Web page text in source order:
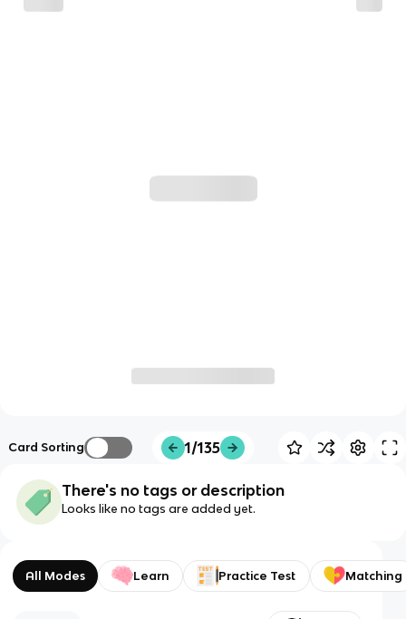
Card Sorting 1/135
There's no tags or description
Looks like no tags are added yet.
All Modes Learn Practice Test Matching